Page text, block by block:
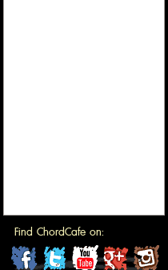
Find ChordCafe on:
ChordCafeChordCafeChordCafe